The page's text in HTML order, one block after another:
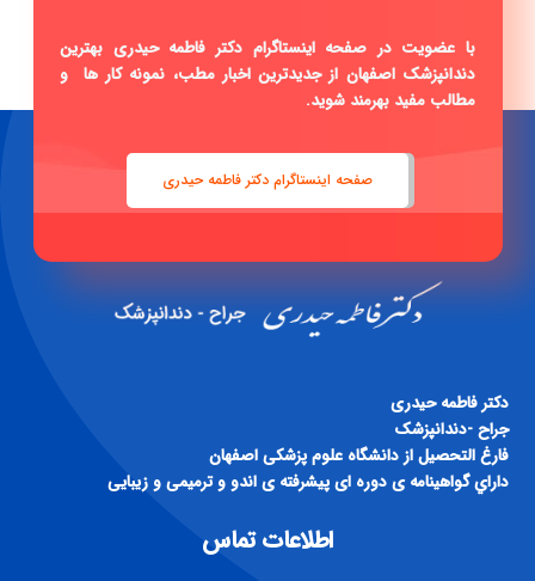
با عضویت در صفحه اینستاگرام دکتر فاطمه حیدری بهترین
دندانپزشک اصفهان از جدیدترین اخبار مطب، نمونه کار ها و
مطالب مفید بهرمند شوید.
صفحه اینستاگرام دکتر فاطمه حیدری
دكتر فاطمه حيدری
جراح -دندانپزشک
فارغ التحصيل از دانشگاه علوم پزشكی اصفهان
داراي گواهينامه ی دوره ای پيشرفته ی اندو و ترميمی و زيبايی
اطلاعات تماس